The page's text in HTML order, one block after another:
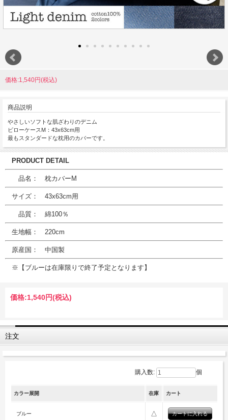
価格:1,540円(税込)
商品説明
やさしいソフトな肌ざわりのデニム
ピローケースM：43x63cm用
最もスタンダードな枕用のカバーです。
PRODUCT DETAIL
品名： 枕カバーM
サイズ： 43x63cm用
品質： 綿100％
生地幅： 220cm
原産国： 中国製
※【ブルーは在庫限りで終了予定となります】
価格:1,540円(税込)
注文
購入数: 個
カラー展開 在庫 カート
ブルー △